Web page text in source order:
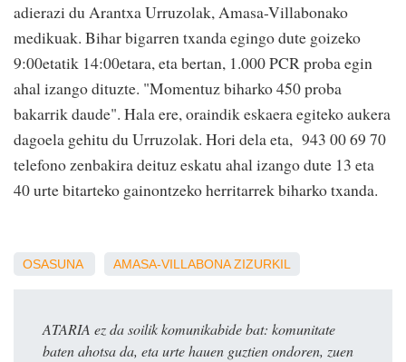
adierazi du Arantxa Urruzolak, Amasa-Villabonako
medikuak. Bihar bigarren txanda egingo dute goizeko
9:00etatik 14:00etara, eta bertan, 1.000 PCR proba egin
ahal izango dituzte. "Momentuz biharko 450 proba
bakarrik daude". Hala ere, oraindik eskaera egiteko aukera
dagoela gehitu du Urruzolak. Hori dela eta, 943 00 69 70
telefono zenbakira deituz eskatu ahal izango dute 13 eta
40 urte bitarteko gainontzeko herritarrek biharko txanda.
OSASUNA AMASA-VILLABONA ZIZURKIL
ATARIA ez da soilik komunikabide bat: komunitate
baten ahotsa da, eta urte hauen guztien ondoren, zuen